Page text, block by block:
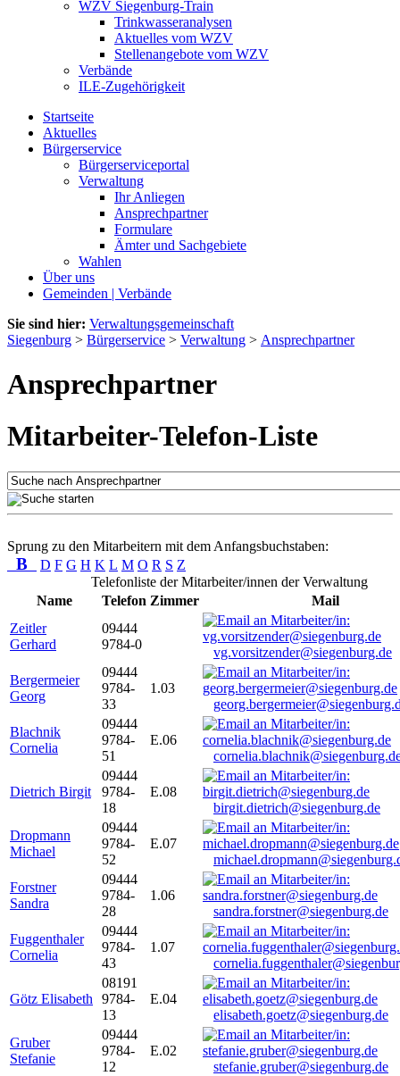
WZV Siegenburg-Train
Trinkwasseranalysen
Aktuelles vom WZV
Stellenangebote vom WZV
Verbände
ILE-Zugehörigkeit
Startseite
Aktuelles
Bürgerservice
Bürgerserviceportal
Verwaltung
Ihr Anliegen
Ansprechpartner
Formulare
Ämter und Sachgebiete
Wahlen
Über uns
Gemeinden | Verbände
Sie sind hier: Verwaltungsgemeinschaft
Siegenburg > Bürgerservice > Verwaltung > Ansprechpartner
Ansprechpartner
Mitarbeiter-Telefon-Liste
Sprung zu den Mitarbeitern mit dem Anfangsbuchstaben:
B D F G H K L M O R S Z
Telefonliste der Mitarbeiter/innen der Verwaltung
Name
Telefon Zimmer
Mail
Zeitler
Gerhard
09444
9784-0
vg.vorsitzender@siegenburg.de
Bergermeier
Georg
09444
9784-
33
1.03
Blachnik
Cornelia
09444
9784-
51
E.06
Dietrich Birgit
09444
9784-
18
E.08
birgit.dietrich@siegenburg.de
Dropmann
Michael
09444
9784-
52
E.07
Forstner
Sandra
09444
9784-
28
1.06
sandra.forstner@siegenburg.de
Fuggenthaler
Cornelia
09444
9784-
43
1.07
Götz Elisabeth
08191
9784-
13
E.04
elisabeth.goetz@siegenburg.de
Gruber
Stefanie
09444
9784-
12
E.02
stefanie.gruber@siegenburg.de